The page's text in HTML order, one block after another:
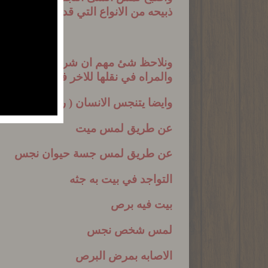
ذبيحه من الانواع التي قدمتها الاعداد
ونلاحظ شئ مهم ان شريعة التامي او
والمراه في نقلها للاخر فلا يوجد تمييز
وايضا يتنجس الانسان ( رجل وامراه )
عن طريق لمس ميت
عن طريق لمس جسة حيوان نجس
التواجد في بيت به جثه
بيت فيه برص
لمس شخص نجس
الاصابه بمرض البرص